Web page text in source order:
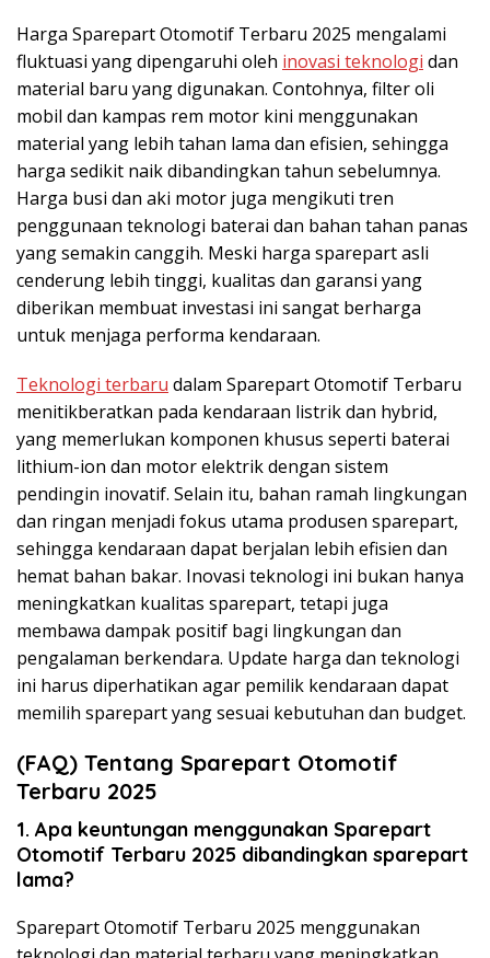
Harga Sparepart Otomotif Terbaru 2025 mengalami
fluktuasi yang dipengaruhi oleh inovasi teknologi dan
material baru yang digunakan. Contohnya, filter oli
mobil dan kampas rem motor kini menggunakan
material yang lebih tahan lama dan efisien, sehingga
harga sedikit naik dibandingkan tahun sebelumnya.
Harga busi dan aki motor juga mengikuti tren
penggunaan teknologi baterai dan bahan tahan panas
yang semakin canggih. Meski harga sparepart asli
cenderung lebih tinggi, kualitas dan garansi yang
diberikan membuat investasi ini sangat berharga
untuk menjaga performa kendaraan.
Teknologi terbaru dalam Sparepart Otomotif Terbaru
menitikberatkan pada kendaraan listrik dan hybrid,
yang memerlukan komponen khusus seperti baterai
lithium-ion dan motor elektrik dengan sistem
pendingin inovatif. Selain itu, bahan ramah lingkungan
dan ringan menjadi fokus utama produsen sparepart,
sehingga kendaraan dapat berjalan lebih efisien dan
hemat bahan bakar. Inovasi teknologi ini bukan hanya
meningkatkan kualitas sparepart, tetapi juga
membawa dampak positif bagi lingkungan dan
pengalaman berkendara. Update harga dan teknologi
ini harus diperhatikan agar pemilik kendaraan dapat
memilih sparepart yang sesuai kebutuhan dan budget.
(FAQ) Tentang Sparepart Otomotif
Terbaru 2025
1. Apa keuntungan menggunakan Sparepart
Otomotif Terbaru 2025 dibandingkan sparepart
lama?
Sparepart Otomotif Terbaru 2025 menggunakan